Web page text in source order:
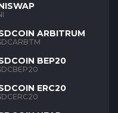
ARBITRUM
BEP20
ERC20